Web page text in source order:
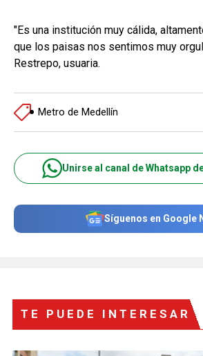
"Es una institución muy cálida,
que los paisas nos sentimos muy
Restrepo, usuaria.
Metro de Medellín
Unirse al canal de Whatsapp
Síguenos en Google
TE PUEDE INTERESAR